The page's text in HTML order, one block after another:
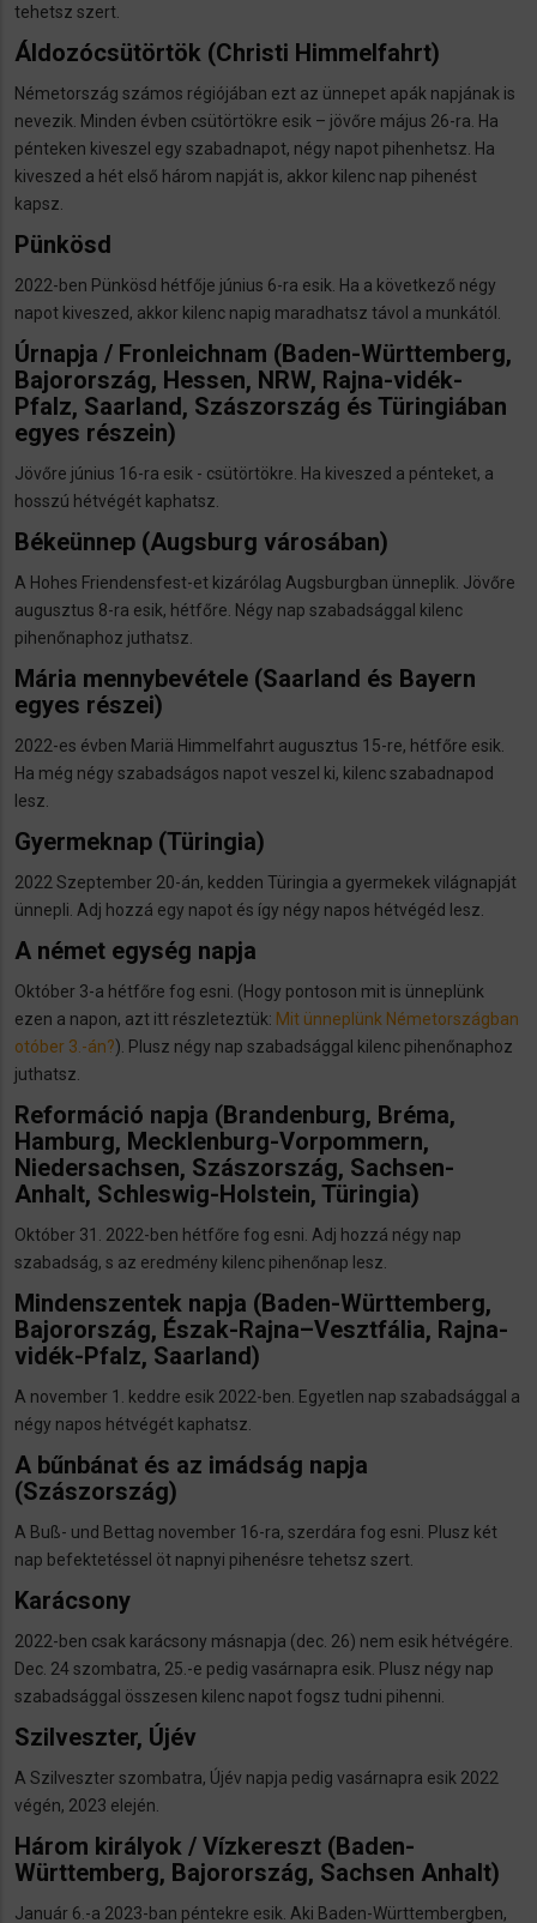
tehetsz szert.
Áldozócsütörtök (Christi Himmelfahrt)
Németország számos régiójában ezt az ünnepet apák napjának is
nevezik. Minden évben csütörtökre esik – jövőre május 26-ra. Ha
pénteken kiveszel egy szabadnapot, négy napot pihenhetsz. Ha
kiveszed a hét első három napját is, akkor kilenc nap pihenést
kapsz.
Pünkösd
2022-ben Pünkösd hétfője június 6-ra esik. Ha a következő négy
napot kiveszed, akkor kilenc napig maradhatsz távol a munkától.
Úrnapja / Fronleichnam (Baden-Württemberg,
Bajorország, Hessen, NRW, Rajna-vidék-
Pfalz, Saarland, Szászország és Türingiában
egyes részein)
Jövőre június 16-ra esik - csütörtökre. Ha kiveszed a pénteket, a
hosszú hétvégét kaphatsz.
Békeünnep (Augsburg városában)
A Hohes Friendensfest-et kizárólag Augsburgban ünneplik. Jövőre
augusztus 8-ra esik, hétfőre. Négy nap szabadsággal kilenc
pihenőnaphoz juthatsz.
Mária mennybevétele (Saarland és Bayern
egyes részei)
2022-es évben Mariä Himmelfahrt augusztus 15-re, hétfőre esik.
Ha még négy szabadságos napot veszel ki, kilenc szabadnapod
lesz.
Gyermeknap (Türingia)
2022 Szeptember 20-án, kedden Türingia a gyermekek világnapját
ünnepli. Adj hozzá egy napot és így négy napos hétvégéd lesz.
A német egység napja
Október 3-a hétfőre fog esni. (Hogy pontoson mit is ünneplünk
ezen a napon, azt itt részleteztük: Mit ünneplünk Németországban
otóber 3.-án?). Plusz négy nap szabadsággal kilenc pihenőnaphoz
juthatsz.
Reformáció napja (Brandenburg, Bréma,
Hamburg, Mecklenburg-Vorpommern,
Niedersachsen, Szászország, Sachsen-
Anhalt, Schleswig-Holstein, Türingia)
Október 31. 2022-ben hétfőre fog esni. Adj hozzá négy nap
szabadság, s az eredmény kilenc pihenőnap lesz.
Mindenszentek napja (Baden-Württemberg,
Bajorország, Észak-Rajna–Vesztfália, Rajna-
vidék-Pfalz, Saarland)
A november 1. keddre esik 2022-ben. Egyetlen nap szabadsággal a
négy napos hétvégét kaphatsz.
A bűnbánat és az imádság napja
(Szászország)
A Buß- und Bettag november 16-ra, szerdára fog esni. Plusz két
nap befektetéssel öt napnyi pihenésre tehetsz szert.
Karácsony
2022-ben csak karácsony másnapja (dec. 26) nem esik hétvégére.
Dec. 24 szombatra, 25.-e pedig vasárnapra esik. Plusz négy nap
szabadsággal összesen kilenc napot fogsz tudni pihenni.
Szilveszter, Újév
A Szilveszter szombatra, Újév napja pedig vasárnapra esik 2022
végén, 2023 elején.
Három királyok / Vízkereszt (Baden-
Württemberg, Bajorország, Sachsen Anhalt)
Január 6.-a 2023-ban péntekre esik. Aki Baden-Württembergben,